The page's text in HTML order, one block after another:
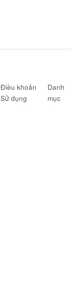
Điều khoản
Sử dụng
Danh
mục